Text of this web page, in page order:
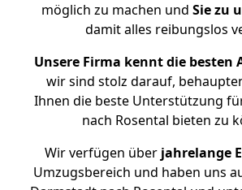
möglich zu machen und Sie zu
damit alles reibungslos
Unsere Firma kennt die besten
wir sind stolz darauf,
Ihnen die beste Unterstützung
nach Rosental bieten zu
Wir verfügen überjahrelange
Umzugsbereich und haben uns